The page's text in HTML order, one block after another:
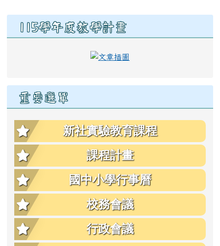
右邊區域內容
115學年度教學計畫
重要選單
新社實驗教育課程
課程計畫
國中小學行事曆
校務會議
行政會議